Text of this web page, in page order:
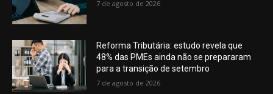
7 de agosto de 2026
Reforma Tributária: estudo revela que
48% das PMEs ainda não se prepararam
para a transição de setembro
7 de agosto de 2026